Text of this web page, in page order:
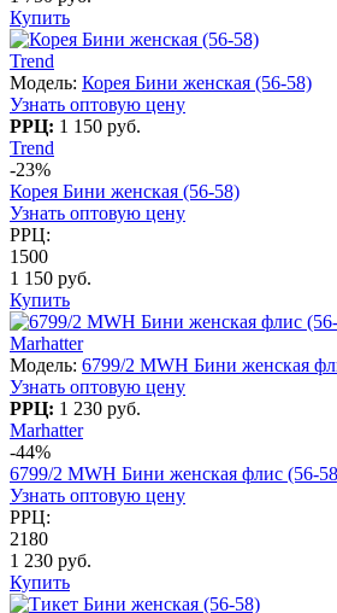
Купить
Trend
Модель: Корея Бини женская (56-58)
Узнать оптовую цену
РРЦ: 1 150 руб.
Trend
-23%
Корея Бини женская (56-58)
Узнать оптовую цену
РРЦ:
1500
1 150 руб.
Купить
Marhatter
Модель: 6799/2 MWH Бини женская
Узнать оптовую цену
РРЦ: 1 230 руб.
Marhatter
-44%
6799/2 MWH Бини женская флис (56-
Узнать оптовую цену
РРЦ:
2180
1 230 руб.
Купить